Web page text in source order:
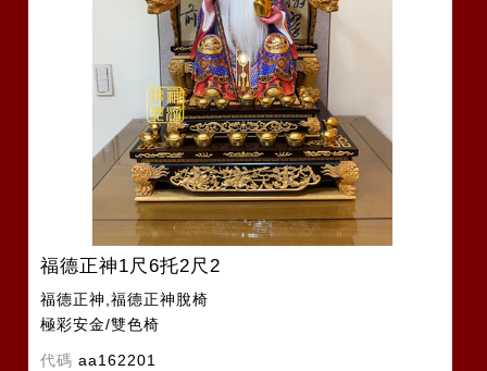
福德正神1尺6托2尺2
福德正神,福德正神脫椅
極彩安金/雙色椅
代碼 aa162201